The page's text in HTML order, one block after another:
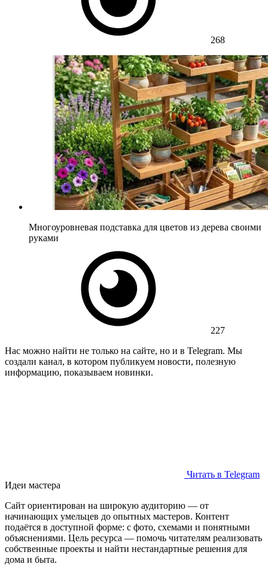
268
Многоуровневая подставка для цветов из дерева своими
руками
227
Нас можно найти не только на сайте, но и в Telegram. Мы
создали канал, в котором публикуем новости, полезную
информацию, показываем новинки.
Читать в Telegram
Идеи мастера
Сайт ориентирован на широкую аудиторию — от
начинающих умельцев до опытных мастеров. Контент
подаётся в доступной форме: с фото, схемами и понятными
объяснениями. Цель ресурса — помочь читателям реализовать
собственные проекты и найти нестандартные решения для
дома и быта.